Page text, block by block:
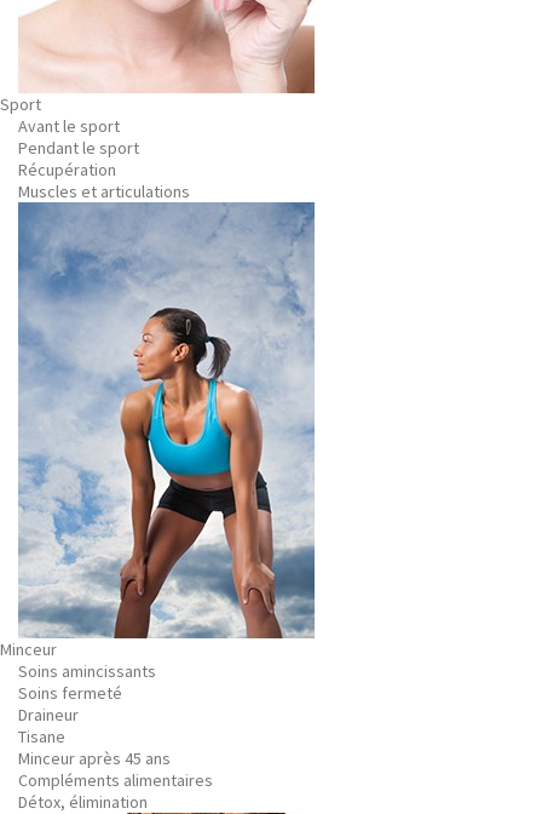
Sport
Avant le sport
Pendant le sport
Récupération
Muscles et articulations
Minceur
Soins amincissants
Soins fermeté
Draineur
Tisane
Minceur après 45 ans
Compléments alimentaires
Détox, élimination